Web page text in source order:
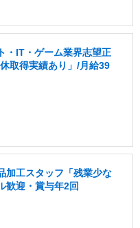
・IT・ゲーム業界志望正
取得実績あり」/月給39
加工スタッフ「残業少な
歓迎・賞与年2回